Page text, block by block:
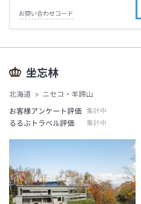
お問い合わせコード
坐忘林
北海道
ニセコ・羊蹄山
お客様アンケート評価
集計中
るるぶトラベル評価 集計中